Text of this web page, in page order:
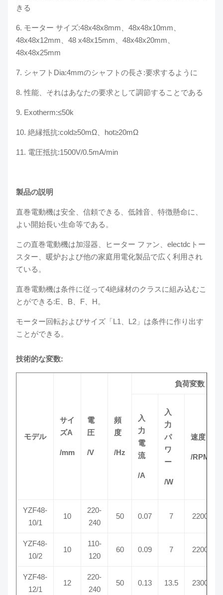
きる
6. モーター サイズ:48x48x8mm、48x48x10mm、
48x48x12mm、48 x48x15mm、 48x48x20mm、
48x48x25mm
7. シャフトDia:4mmのシャフトの長さ:要求するように
8. 性能、それはあなたの要求として調節することである
9. Exotherm:≤50k
10. 絶縁抵抗:cold≥50mΩ、hot≥20mΩ
11. 電圧抵抗:1500V/0.5mA/min
製品の説明
直巻電動機は安全、信頼できる、低雑音、特徴懸命に、
よい開始長い生命等である。
この直巻電動機は加湿器、ヒーター ファン、electdcトー
スター、暖炉および他の家庭用電化製品で広く利用され
ている。
直巻電動機は条件に従って4絶縁材のクラスに組み込むこ
とができる:E、B、F、H。
モーター回転およびサイズ「L1、L2」は条件に作り出す
ことができる。
技術的な変数:
モデル
サイ
ズA
/mm
電
圧
/V
頻
度
/Hz
負荷変数
入
力
電
流
/A
入
力
パ
ワ
ー
/W
速度
/RPM
YZF48-
10/1
10
220-
240
50 0.07 7 2200
YZF48-
10/2
10
110-
120
60 0.09 7 2200
YZF48-
12/1
12
220-
240
50 0.13 13.5 2300